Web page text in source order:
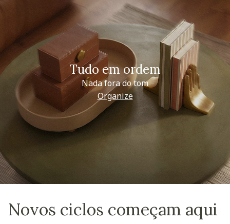
Tudo em ordem
Nada fora do tom
Organize
Novos ciclos começam aqui